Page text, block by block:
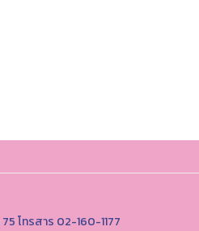
โทรสาร 02-160-1177